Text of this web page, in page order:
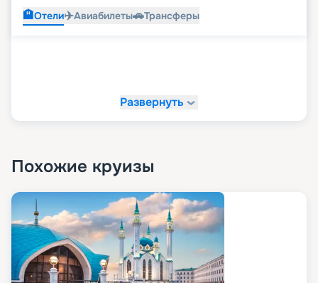
🏨Отели✈️Авиабилеты🚗Трансферы
Развернуть
Похожие круизы